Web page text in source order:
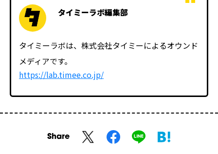
タイミーラボ編集部
タイミーラボは、株式会社タイミーによるオウンド
メディアです。
https://lab.timee.co.jp/
Share